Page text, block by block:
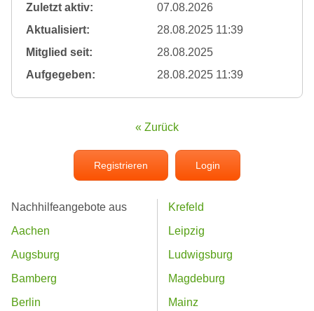
Zuletzt aktiv:
07.08.2026
Aktualisiert:
28.08.2025 11:39
Mitglied seit:
28.08.2025
Aufgegeben:
28.08.2025 11:39
« Zurück
Registrieren Login
Nachhilfeangebote aus
Aachen
Augsburg
Bamberg
Berlin
Krefeld
Leipzig
Ludwigsburg
Magdeburg
Mainz